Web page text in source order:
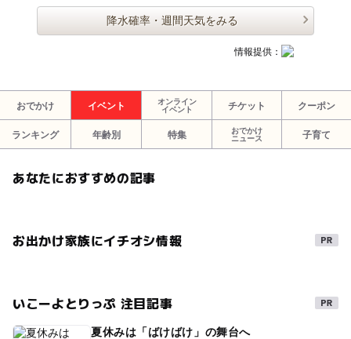
降水確率・週間天気をみる
情報提供：
おでかけ イベント
オンライン
イベント
チケット クーポン
ランキング 年齢別 特集
おでかけ
ニュース
子育て
あなたにおすすめの記事
お出かけ家族にイチオシ情報
いこーよとりっぷ 注目記事
夏休みは「ばけばけ」の舞台へ